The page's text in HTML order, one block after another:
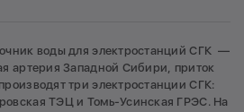
воды для электростанций СГК —
артерия Западной Сибири, приток
три электростанции СГК:
ТЭЦ и Томь-Усинская ГРЭС. На